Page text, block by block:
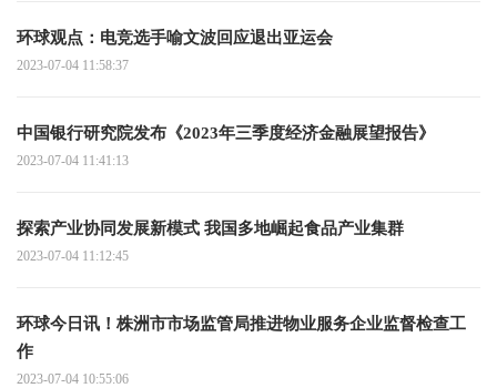
环球观点：电竞选手喻文波回应退出亚运会
2023-07-04 11:58:37
中国银行研究院发布《2023年三季度经济金融展望报告》
2023-07-04 11:41:13
探索产业协同发展新模式 我国多地崛起食品产业集群
2023-07-04 11:12:45
环球今日讯！株洲市市场监管局推进物业服务企业监督检查工
作
2023-07-04 10:55:06